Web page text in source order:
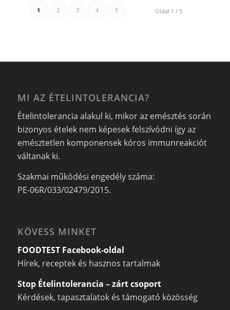
Oldal 1 / 5
1 2 3 4 5
MI AZ ÉTELINTOLERANCIA?
Ételintolerancia alakul ki, mikor az emésztés során
bizonyos ételek nem képesek felszívódni így az
emésztetlen komponensek kóros immunreakciót
váltanak ki.
Szakmai működési engedély száma:
PE-06R/033/02479/2015.
KÖVESS MINKET
FOODTEST Facebook-oldal
Hírek, receptek és hasznos tartalmak
Stop Ételintolerancia – zárt csoport
Kérdések, tapasztalatok és támogató közösség